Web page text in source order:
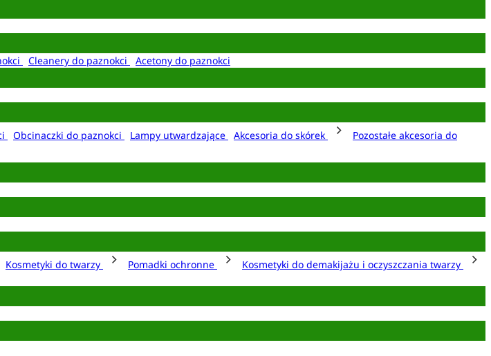
Cleanery do paznokci
Acetony do paznokci
Obcinaczki do paznokci Lampy utwardzające Akcesoria do skórek
Pozostałe akcesoria do
Kosmetyki do twarzy Pomadki ochronne
Kosmetyki do demakijażu i oczyszczania twarzy